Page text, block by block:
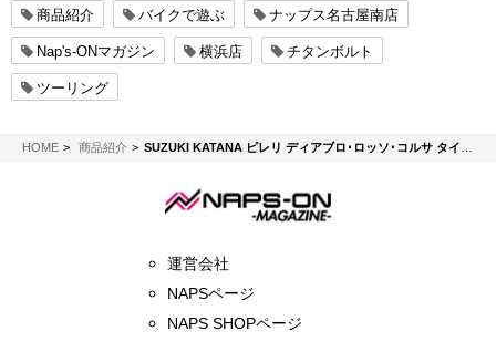
商品紹介 バイクで遊ぶ ナップス名古屋南店
Nap's-ONマガジン 横浜店 チタンボルト
ツーリング
HOMENAPS-ON マガジン
商品紹介 SUZUKI KATANA ピレリ ディアブロ･ロッソ･コルサ タイヤ交換
運営会社
NAPSページ
NAPS SHOPページ